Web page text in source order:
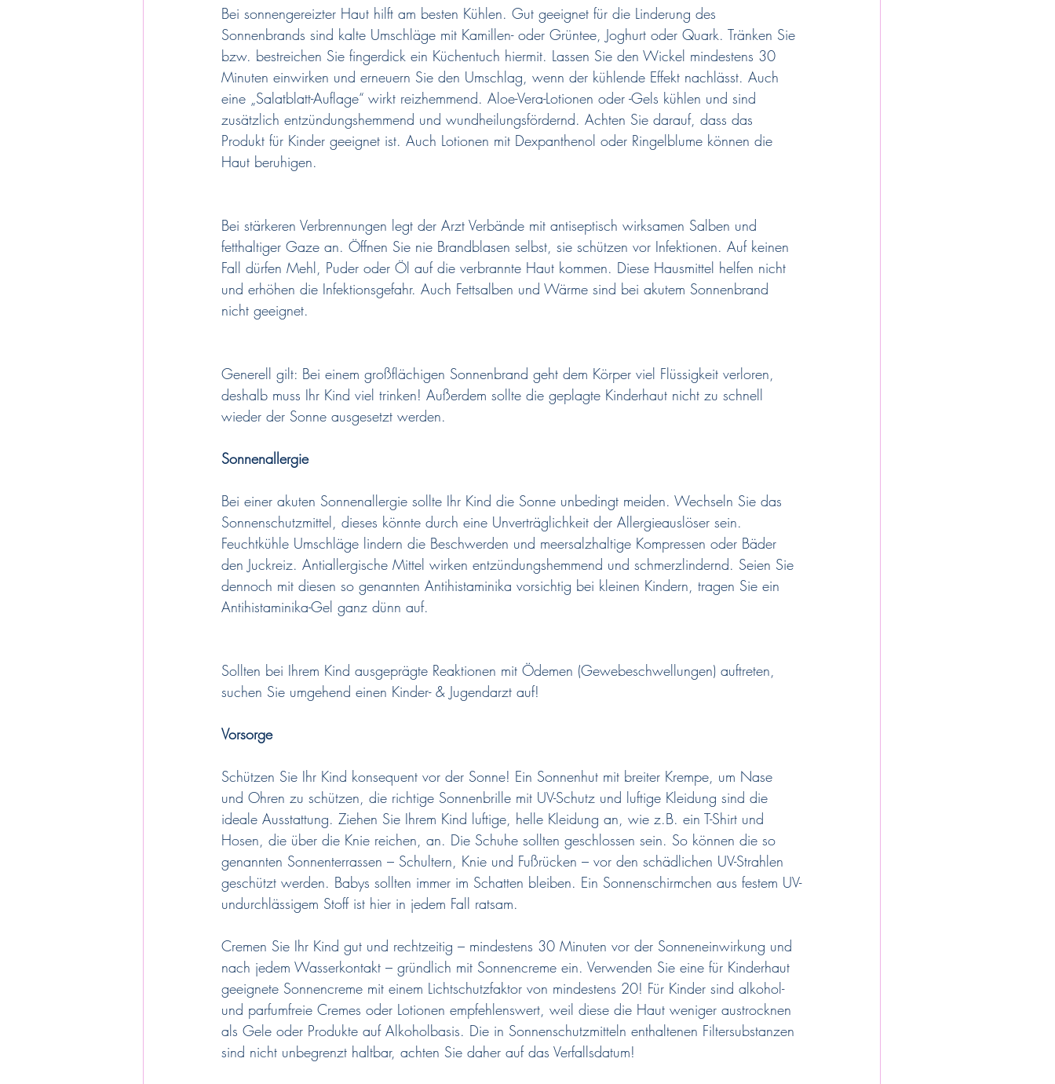
Bei sonnengereizter Haut hilft am besten Kühlen. Gut geeignet für die Linderung des
Sonnenbrands sind kalte Umschläge mit Kamillen- oder Grüntee, Joghurt oder Quark. Tränken Sie
bzw. bestreichen Sie fingerdick ein Küchentuch hiermit. Lassen Sie den Wickel mindestens 30
Minuten einwirken und erneuern Sie den Umschlag, wenn der kühlende Effekt nachlässt. Auch
eine „Salatblatt-Auflage“ wirkt reizhemmend. Aloe-Vera-Lotionen oder -Gels kühlen und sind
zusätzlich entzündungshemmend und wundheilungsfördernd. Achten Sie darauf, dass das
Produkt für Kinder geeignet ist. Auch Lotionen mit Dexpanthenol oder Ringelblume können die
Haut beruhigen.
Bei stärkeren Verbrennungen legt der Arzt Verbände mit antiseptisch wirksamen Salben und
fetthaltiger Gaze an. Öffnen Sie nie Brandblasen selbst, sie schützen vor Infektionen. Auf keinen
Fall dürfen Mehl, Puder oder Öl auf die verbrannte Haut kommen. Diese Hausmittel helfen nicht
und erhöhen die Infektionsgefahr. Auch Fettsalben und Wärme sind bei akutem Sonnenbrand
nicht geeignet.
Generell gilt: Bei einem großflächigen Sonnenbrand geht dem Körper viel Flüssigkeit verloren,
deshalb muss Ihr Kind viel trinken! Außerdem sollte die geplagte Kinderhaut nicht zu schnell
wieder der Sonne ausgesetzt werden.
Sonnenallergie
Bei einer akuten Sonnenallergie sollte Ihr Kind die Sonne unbedingt meiden. Wechseln Sie das
Sonnenschutzmittel, dieses könnte durch eine Unverträglichkeit der Allergieauslöser sein.
Feuchtkühle Umschläge lindern die Beschwerden und meersalzhaltige Kompressen oder Bäder
den Juckreiz. Antiallergische Mittel wirken entzündungshemmend und schmerzlindernd. Seien Sie
dennoch mit diesen so genannten Antihistaminika vorsichtig bei kleinen Kindern, tragen Sie ein
Antihistaminika-Gel ganz dünn auf.
Sollten bei Ihrem Kind ausgeprägte Reaktionen mit Ödemen (Gewebeschwellungen) auftreten,
suchen Sie umgehend einen Kinder- & Jugendarzt auf!
Vorsorge
Schützen Sie Ihr Kind konsequent vor der Sonne! Ein Sonnenhut mit breiter Krempe, um Nase
und Ohren zu schützen, die richtige Sonnenbrille mit UV-Schutz und luftige Kleidung sind die
ideale Ausstattung. Ziehen Sie Ihrem Kind luftige, helle Kleidung an, wie z.B. ein T-Shirt und
Hosen, die über die Knie reichen, an. Die Schuhe sollten geschlossen sein. So können die so
genannten Sonnenterrassen – Schultern, Knie und Fußrücken – vor den schädlichen UV-Strahlen
geschützt werden. Babys sollten immer im Schatten bleiben. Ein Sonnenschirmchen aus festem UV-
undurchlässigem Stoff ist hier in jedem Fall ratsam.
Cremen Sie Ihr Kind gut und rechtzeitig – mindestens 30 Minuten vor der Sonneneinwirkung und
nach jedem Wasserkontakt – gründlich mit Sonnencreme ein. Verwenden Sie eine für Kinderhaut
geeignete Sonnencreme mit einem Lichtschutzfaktor von mindestens 20! Für Kinder sind alkohol-
und parfumfreie Cremes oder Lotionen empfehlenswert, weil diese die Haut weniger austrocknen
als Gele oder Produkte auf Alkoholbasis. Die in Sonnenschutzmitteln enthaltenen Filtersubstanzen
sind nicht unbegrenzt haltbar, achten Sie daher auf das Verfallsdatum!